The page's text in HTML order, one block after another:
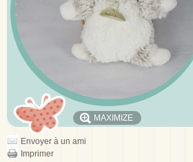
MAXIMIZE
Envoyer à un ami
Imprimer